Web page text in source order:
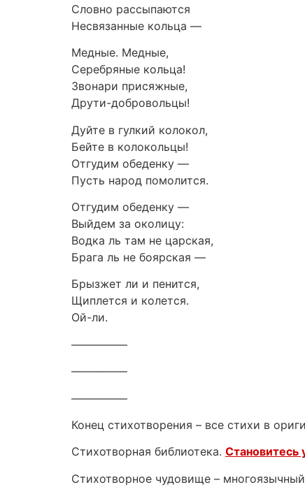
Словно рассыпаются
Несвязанные кольца —
Медные. Медные,
Серебряные кольца!
Звонари присяжные,
Друти-добровольцы!
Дуйте в гулкий колокол,
Бейте в колокольцы!
Отгудим обеденку —
Пусть народ помолится.
Отгудим обеденку —
Выйдем за околицу:
Водка ль там не царская,
Брага ль не боярская —
Брызжет ли и пенится,
Щиплется и колется.
Ой-ли.
—————
—————
—————
Конец стихотворения – все стихи в
Стихотворная библиотека. Становитесь
Стихотворное чудовище –